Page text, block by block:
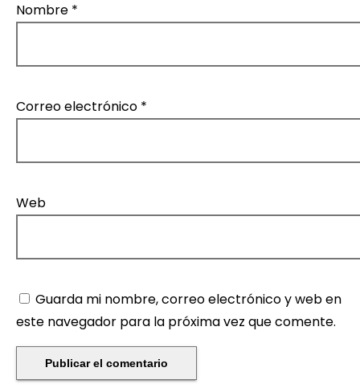
Nombre *
Correo electrónico *
Web
Guarda mi nombre, correo electrónico y web en
este navegador para la próxima vez que comente.